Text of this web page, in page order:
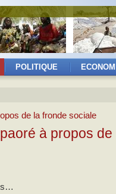
POLITIQUE
à propos